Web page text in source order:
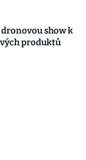
show k
produktů